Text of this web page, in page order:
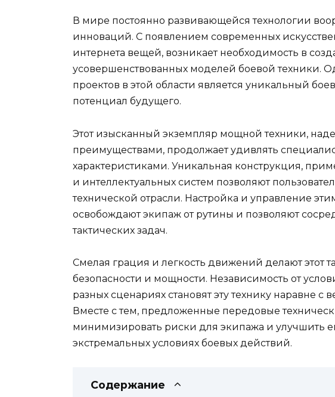
В мире постоянно развивающейся технологии
инноваций. С появлением современных
интернета вещей, возникает необходимость в
усовершенствованных моделей боевой техники.
проектов в этой области является уникальный
потенциал будущего.
Этот изысканный экземпляр мощной техники,
преимуществами, продолжает удивлять
характеристиками. Уникальная конструкция,
и интеллектуальных систем позволяют
технической отрасли. Настройка и управление
освобождают экипаж от рутины и позволяют
тактических задач.
Смелая грация и легкость движений делают этот
безопасности и мощности. Независимость от
разных сценариях становят эту технику наравне
Вместе с тем, предложенные передовые
минимизировать риски для экипажа и улучшить
экстремальных условиях боевых действий.
Содержание